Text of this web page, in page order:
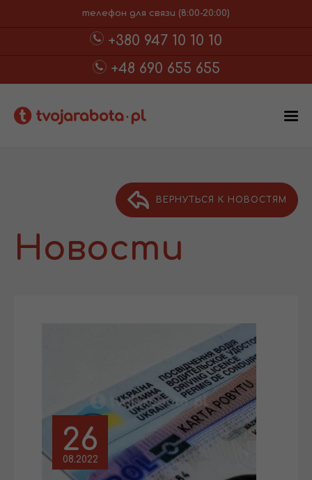
телефон для связи (8:00-20:00)
+380 947 10 10 10
+48 690 655 655
ВЕРНУТЬСЯ К НОВОСТЯМ
Новости
26
08.2022